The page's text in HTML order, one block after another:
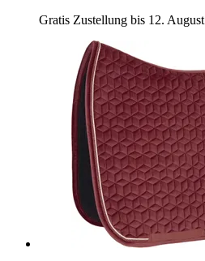
Gratis Zustellung bis 12. August